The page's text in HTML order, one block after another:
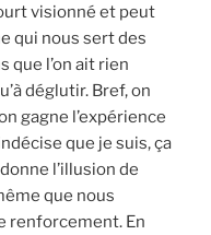
visionné et peut
qui nous sert des
que l’on ait rien
déglutir. Bref, on
gagne l’expérience
que je suis, ça
l’illusion de
que nous
renforcement. En